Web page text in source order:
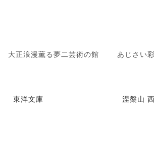
大正浪漫薫る夢二芸術の館 あじさい
東洋文庫 涅槃山